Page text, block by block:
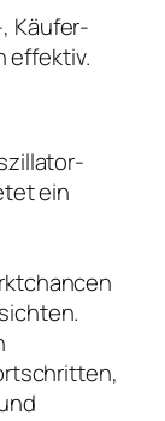
Käufer-
effektiv.
ein